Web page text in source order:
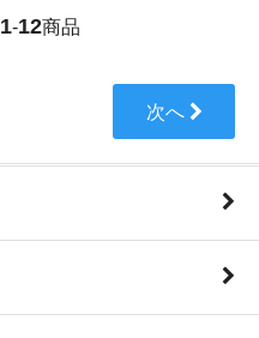
1-12商品
次へ